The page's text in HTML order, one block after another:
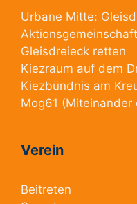
Urbane Mitte:
Gleisdreieck retten
Kiezraum auf dem
Kiezbündnis am
Mog61 (Miteinander
Verein
Beitreten